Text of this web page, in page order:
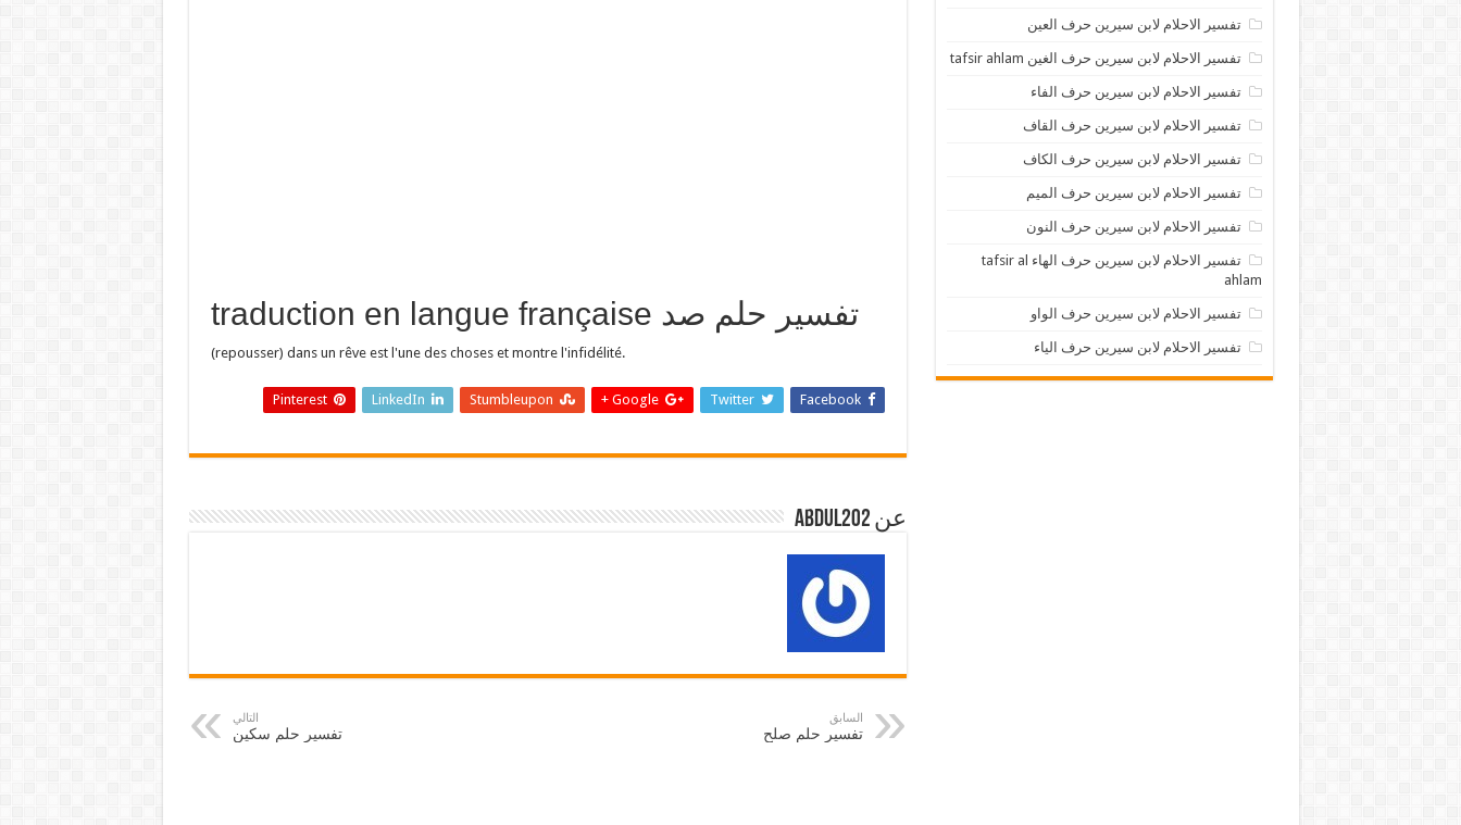
traduction en langue française تفسير حلم صد
(repousser) dans un rêve est l'une des choses et montre l'infidélité.
Facebook
Twitter
Google +
Stumbleupon
LinkedIn
Pinterest
عن abdul202
السابق
تفسير حلم صلح
التالي
تفسير حلم سكين
تفسير الاحلام لابن سيرين حرف العين
تفسير الاحلام لابن سيرين حرف الغين tafsir ahlam
تفسير الاحلام لابن سيرين حرف الفاء
تفسير الاحلام لابن سيرين حرف القاف
تفسير الاحلام لابن سيرين حرف الكاف
تفسير الاحلام لابن سيرين حرف الميم
تفسير الاحلام لابن سيرين حرف النون
تفسير الاحلام لابن سيرين حرف الهاء tafsir al
ahlam
تفسير الاحلام لابن سيرين حرف الواو
تفسير الاحلام لابن سيرين حرف الياء